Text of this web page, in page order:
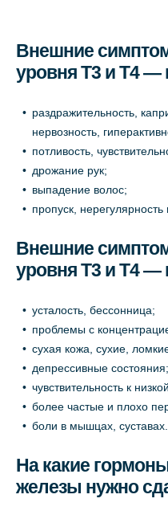
Внешние
уровня Т3 и Т4 —
раздражительность,
нервозность,
потливость,
дрожание рук;
выпадение волос;
пропуск, нерегулярность
Внешние
уровня Т3 и Т4 —
усталость, бессонница;
проблемы с
сухая кожа, сухие,
депрессивные состояния;
чувствительность к
более частые и плохо
боли в мышцах, суставах.
На какие
железы нужно